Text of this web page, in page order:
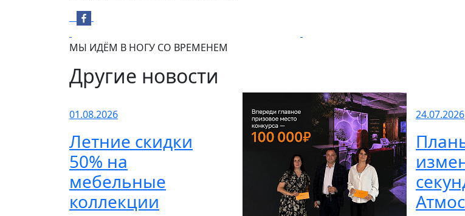
МЫ ИДЁМ В НОГУ СО ВРЕМЕНЕМ
Другие новости
01.08.2026
Летние скидки
50% на
мебельные
коллекции
24.07.2026